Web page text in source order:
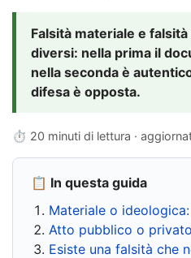
Falsità materiale e
diversi: nella prima il
nella seconda è
difesa è opposta.
⏱ 20 minuti di lettura ·
📋 In questa guida
Materiale o
Atto pubblico o
Esiste una falsità che